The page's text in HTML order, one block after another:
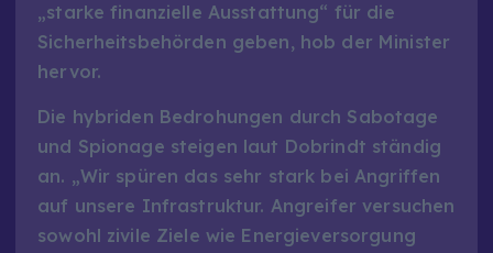
„starke finanzielle Ausstattung“ für die
Sicherheitsbehörden geben, hob der Minister
hervor.
Die hybriden Bedrohungen durch Sabotage
und Spionage steigen laut Dobrindt ständig
an. „Wir spüren das sehr stark bei Angriffen
auf unsere Infrastruktur. Angreifer versuchen
sowohl zivile Ziele wie Energieversorgung